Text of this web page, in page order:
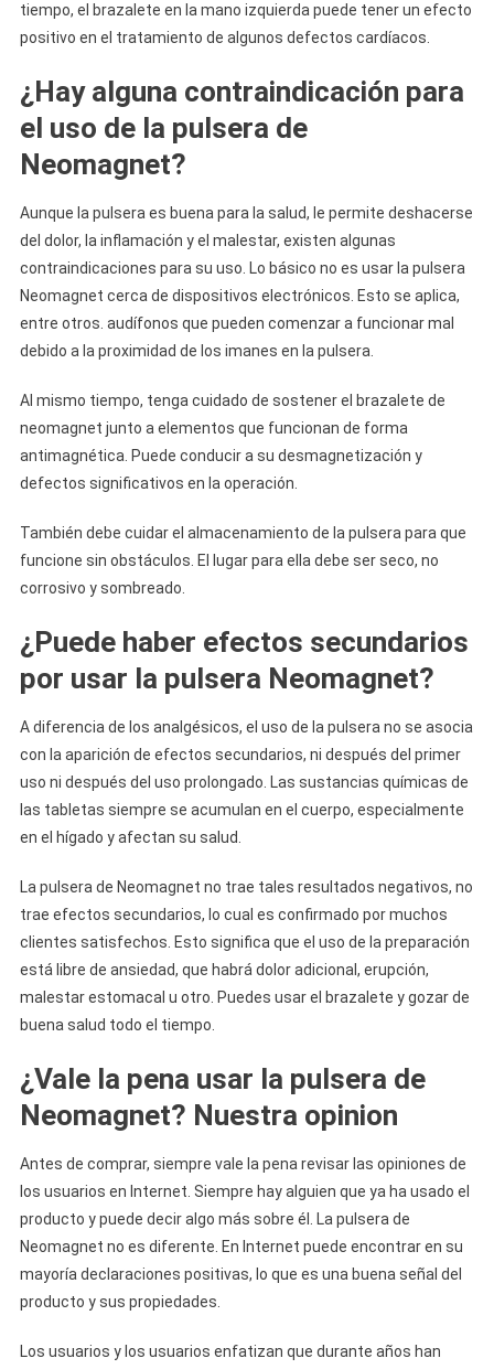
tiempo, el brazalete en la mano izquierda puede tener un efecto
positivo en el tratamiento de algunos defectos cardíacos.
¿Hay alguna contraindicación para
el uso de la pulsera de
Neomagnet?
Aunque la pulsera es buena para la salud, le permite deshacerse
del dolor, la inflamación y el malestar, existen algunas
contraindicaciones para su uso. Lo básico no es usar la pulsera
Neomagnet cerca de dispositivos electrónicos. Esto se aplica,
entre otros. audífonos que pueden comenzar a funcionar mal
debido a la proximidad de los imanes en la pulsera.
Al mismo tiempo, tenga cuidado de sostener el brazalete de
neomagnet junto a elementos que funcionan de forma
antimagnética. Puede conducir a su desmagnetización y
defectos significativos en la operación.
También debe cuidar el almacenamiento de la pulsera para que
funcione sin obstáculos. El lugar para ella debe ser seco, no
corrosivo y sombreado.
¿Puede haber efectos secundarios
por usar la pulsera Neomagnet?
A diferencia de los analgésicos, el uso de la pulsera no se asocia
con la aparición de efectos secundarios, ni después del primer
uso ni después del uso prolongado. Las sustancias químicas de
las tabletas siempre se acumulan en el cuerpo, especialmente
en el hígado y afectan su salud.
La pulsera de Neomagnet no trae tales resultados negativos, no
trae efectos secundarios, lo cual es confirmado por muchos
clientes satisfechos. Esto significa que el uso de la preparación
está libre de ansiedad, que habrá dolor adicional, erupción,
malestar estomacal u otro. Puedes usar el brazalete y gozar de
buena salud todo el tiempo.
¿Vale la pena usar la pulsera de
Neomagnet? Nuestra opinion
Antes de comprar, siempre vale la pena revisar las opiniones de
los usuarios en Internet. Siempre hay alguien que ya ha usado el
producto y puede decir algo más sobre él. La pulsera de
Neomagnet no es diferente. En Internet puede encontrar en su
mayoría declaraciones positivas, lo que es una buena señal del
producto y sus propiedades.
Los usuarios y los usuarios enfatizan que durante años han